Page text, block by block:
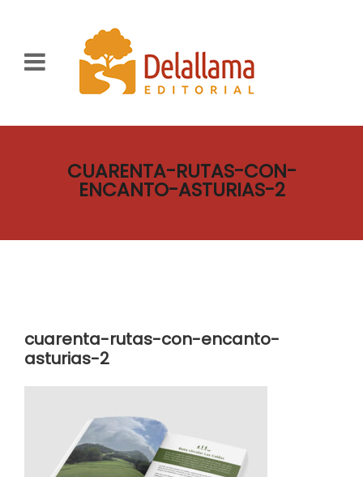
CUARENTA-RUTAS-CON-
ENCANTO-ASTURIAS-2
cuarenta-rutas-con-encanto-
asturias-2